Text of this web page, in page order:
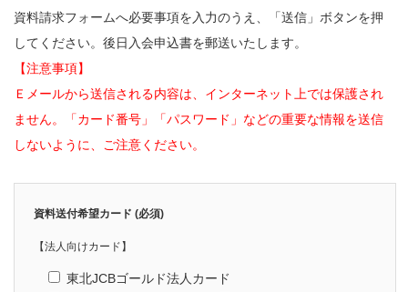
資料請求フォームへ必要事項を入力のうえ、「送信」ボタンを押
してください。後日入会申込書を郵送いたします。
【注意事項】
Ｅメールから送信される内容は、インターネット上では保護され
ません。「カード番号」「パスワード」などの重要な情報を送信
しないように、ご注意ください。
資料送付希望カード (必須)
【法人向けカード】
東北JCBゴールド法人カード